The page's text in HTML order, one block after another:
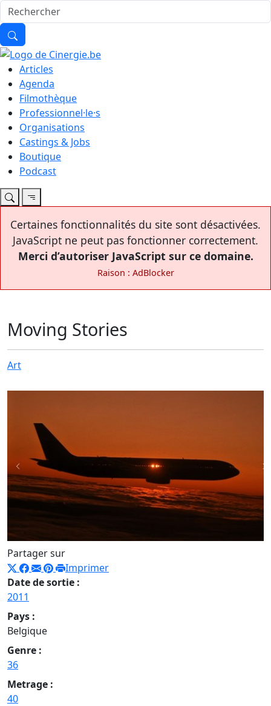
Articles
Agenda
Filmothèque
Professionnel·le·s
Organisations
Castings & Jobs
Boutique
Podcast
Certaines fonctionnalités du site sont désactivées.
JavaScript ne peut pas fonctionner correctement.
Merci d’autoriser JavaScript sur ce domaine.
Raison : AdBlocker
Moving Stories
Art
Partager sur
Imprimer
Date de sortie :
2011
Pays :
Belgique
Genre :
36
Metrage :
40